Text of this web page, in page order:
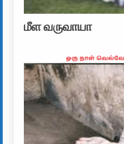
மீள வருவாயா